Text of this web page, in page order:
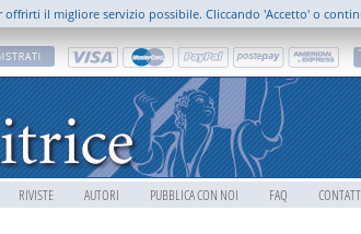
RIVISTE AUTORI PUBBLICA CON NOI FAQ
il migliore servizio possibile. Cliccando 'Accetto' o